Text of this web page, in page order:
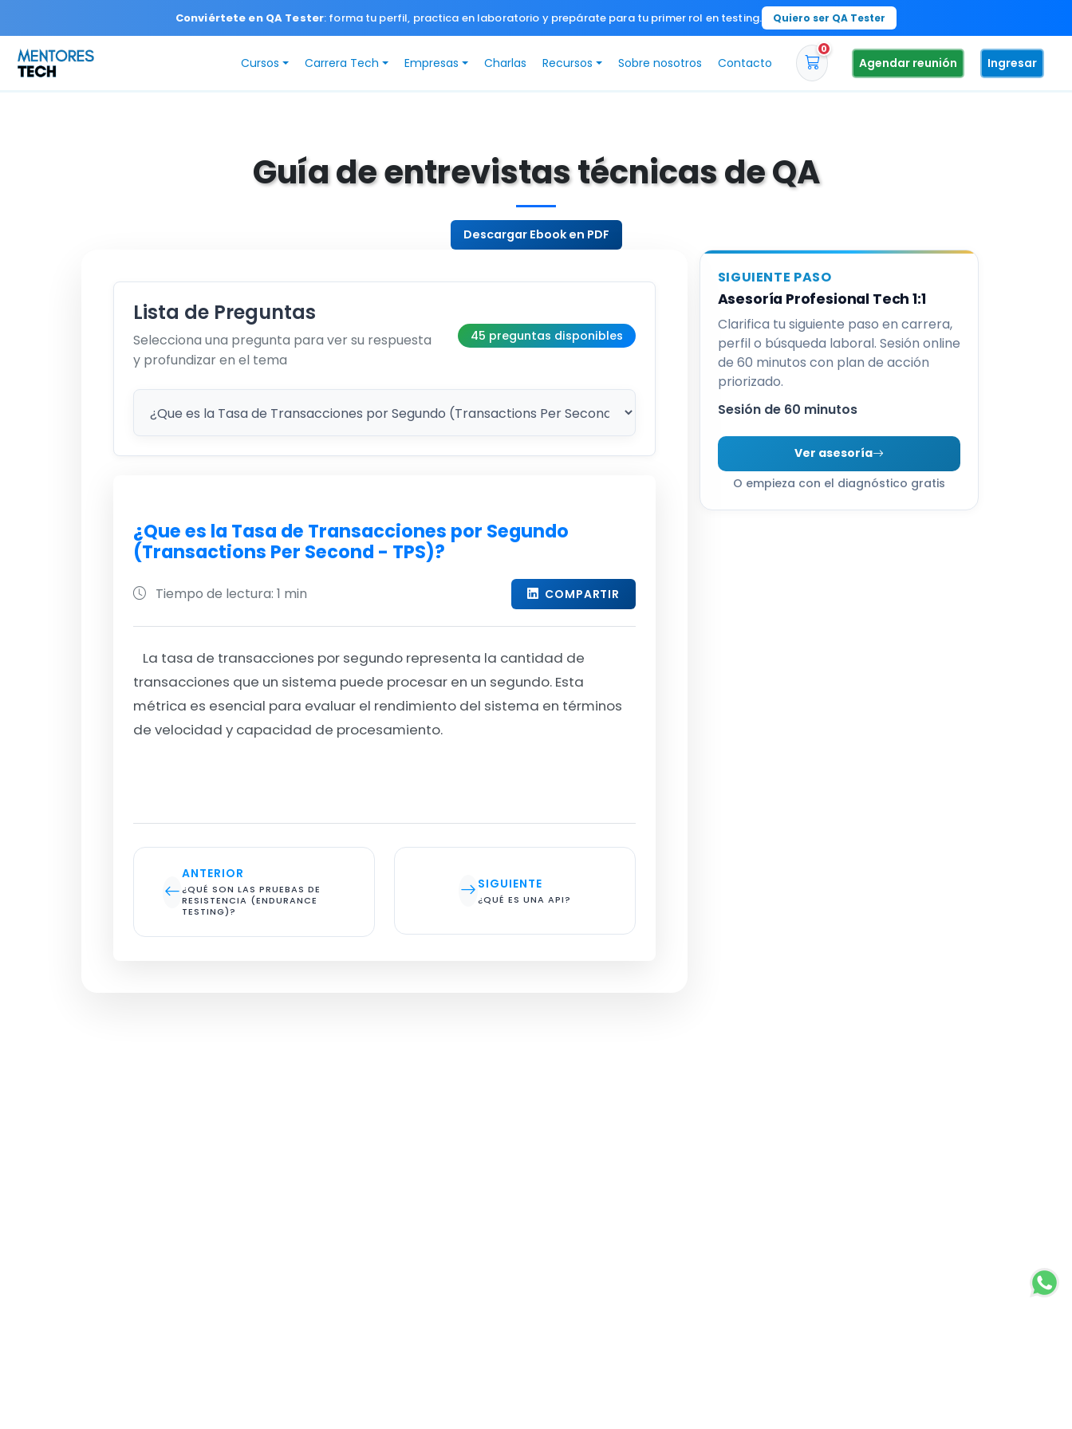
Conviértete en QA Tester: forma tu perfil, practica en laboratorio y prepárate para tu primer rol en testing. Quiero ser QA Tester
Cursos Carrera Tech Empresas Charlas Recursos Sobre nosotros Contacto
0
Agendar reunión Ingresar
Guía de entrevistas técnicas de QA
Descargar Ebook en PDF
Lista de Preguntas
Selecciona una pregunta para ver su respuesta
y profundizar en el tema
45 preguntas disponibles
¿Que es la Tasa de Transacciones por Segundo
(Transactions Per Second - TPS)?
Tiempo de lectura: 1 min COMPARTIR
La tasa de transacciones por segundo representa la cantidad de
transacciones que un sistema puede procesar en un segundo. Esta
métrica es esencial para evaluar el rendimiento del sistema en términos
de velocidad y capacidad de procesamiento.
ANTERIOR
¿QUÉ SON LAS PRUEBAS DE
RESISTENCIA (ENDURANCE
TESTING)?
SIGUIENTE
¿QUÉ ES UNA API?
SIGUIENTE PASO
Asesoría Profesional Tech 1:1
Clarifica tu siguiente paso en carrera,
perfil o búsqueda laboral. Sesión online
de 60 minutos con plan de acción
priorizado.
Sesión de 60 minutos
Ver asesoría
O empieza con el diagnóstico gratis